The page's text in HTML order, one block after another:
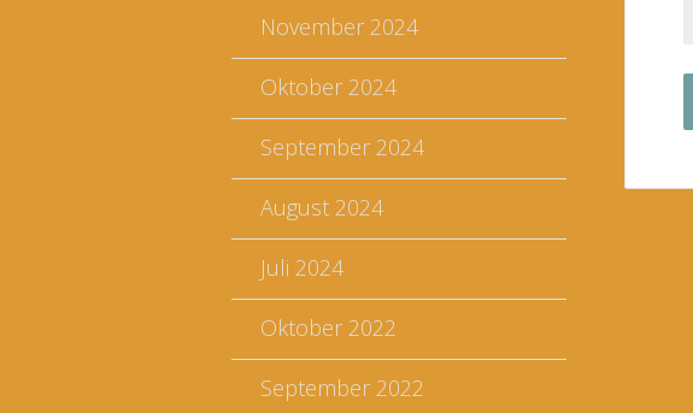
November 2024
Oktober 2024
September 2024
August 2024
Juli 2024
Oktober 2022
September 2022